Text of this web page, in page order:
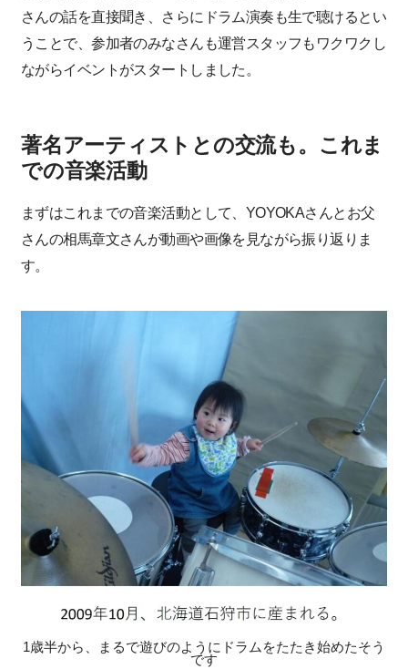
さんの話を直接聞き、さらにドラム演奏も生で聴けるとい
うことで、参加者のみなさんも運営スタッフもワクワクし
ながらイベントがスタートしました。
著名アーティストとの交流も。これま
での音楽活動
まずはこれまでの音楽活動として、YOYOKAさんとお父
さんの相馬章文さんが動画や画像を見ながら振り返りま
す。
1歳半から、まるで遊びのようにドラムをたたき始めたそう
です